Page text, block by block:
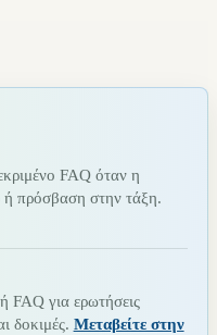
FAQ όταν η
πρόσβαση στην τάξη.
FAQ για ερωτήσεις
δοκιμές. Μεταβείτε στην